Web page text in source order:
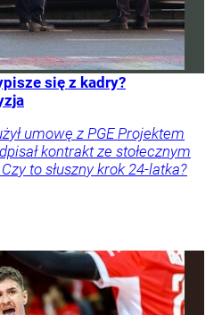
się z kadry?
umowę z PGE Projektem
kontrakt ze stołecznym
to słuszny krok 24-latka?